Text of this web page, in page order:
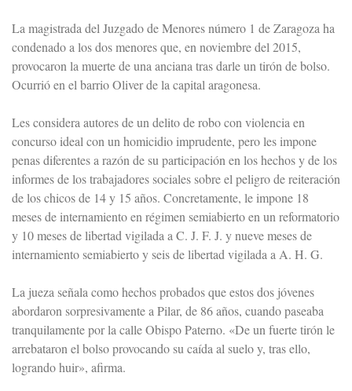
La magistrada del Juzgado de Menores número 1 de Zaragoza ha
condenado a los dos menores que, en noviembre del 2015,
provocaron la muerte de una anciana tras darle un tirón de bolso.
Ocurrió en el barrio Oliver de la capital aragonesa.
Les considera autores de un delito de robo con violencia en
concurso ideal con un homicidio imprudente, pero les impone
penas diferentes a razón de su participación en los hechos y de los
informes de los trabajadores sociales sobre el peligro de reiteración
de los chicos de 14 y 15 años. Concretamente, le impone 18
meses de internamiento en régimen semiabierto en un reformatorio
y 10 meses de libertad vigilada a C. J. F. J. y nueve meses de
internamiento semiabierto y seis de libertad vigilada a A. H. G.
La jueza señala como hechos probados que estos dos jóvenes
abordaron sorpresivamente a Pilar, de 86 años, cuando paseaba
tranquilamente por la calle Obispo Paterno. «De un fuerte tirón le
arrebataron el bolso provocando su caída al suelo y, tras ello,
logrando huir», afirma.